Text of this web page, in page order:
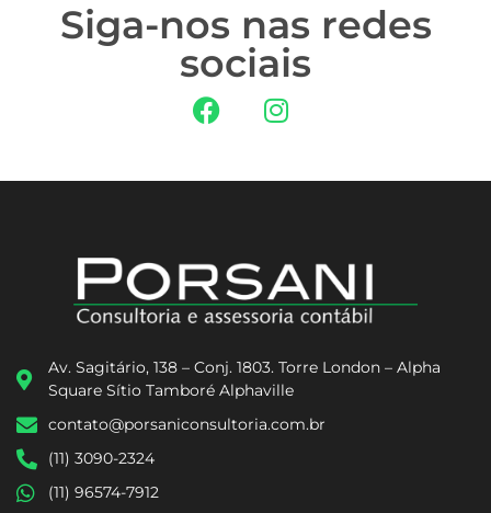
Siga-nos nas redes
sociais
Av. Sagitário, 138 – Conj. 1803. Torre London – Alpha
Square Sítio Tamboré Alphaville
contato@porsaniconsultoria.com.br
(11) 3090-2324
(11) 96574-7912